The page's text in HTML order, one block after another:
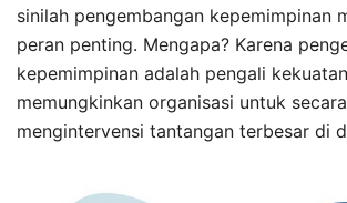
sinilah pengembangan kepemimpinan
peran penting. Mengapa? Karena
kepemimpinan adalah pengali
memungkinkan organisasi untuk
mengintervensi tantangan terbesar di